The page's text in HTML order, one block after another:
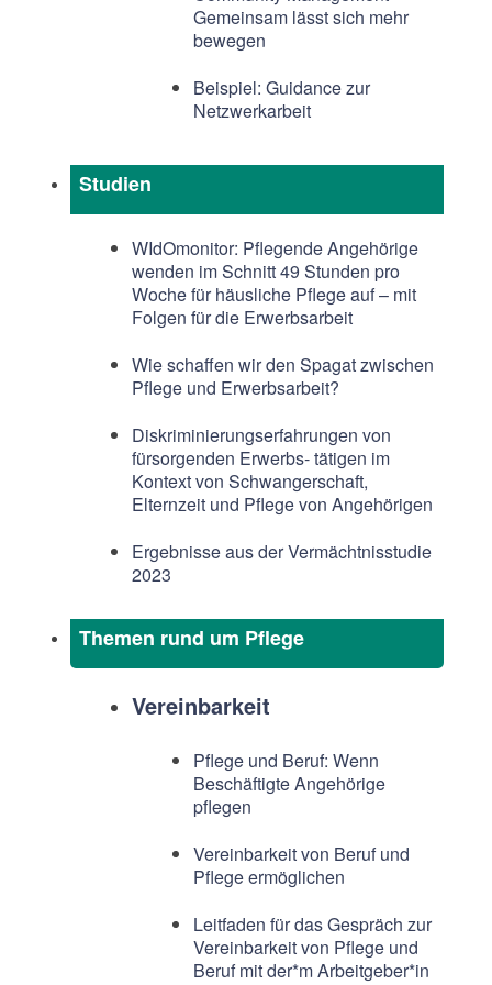
Gemeinsam lässt sich mehr
bewegen
Beispiel: Guidance zur
Netzwerkarbeit
Studien
WIdOmonitor: Pflegende Angehörige
wenden im Schnitt 49 Stunden pro
Woche für häusliche Pflege auf – mit
Folgen für die Erwerbsarbeit
Wie schaffen wir den Spagat zwischen
Pflege und Erwerbsarbeit?
Diskriminierungserfahrungen von
fürsorgenden Erwerbs- tätigen im
Kontext von Schwangerschaft,
Elternzeit und Pflege von Angehörigen
Ergebnisse aus der Vermächtnisstudie
2023
Themen rund um Pflege
Vereinbarkeit
Pflege und Beruf: Wenn
Beschäftigte Angehörige
pflegen
Vereinbarkeit von Beruf und
Pflege ermöglichen
Leitfaden für das Gespräch zur
Vereinbarkeit von Pflege und
Beruf mit der*m Arbeitgeber*in